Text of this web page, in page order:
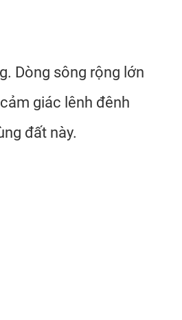
Dòng sông rộng lớn
giác lênh đênh
đất này.